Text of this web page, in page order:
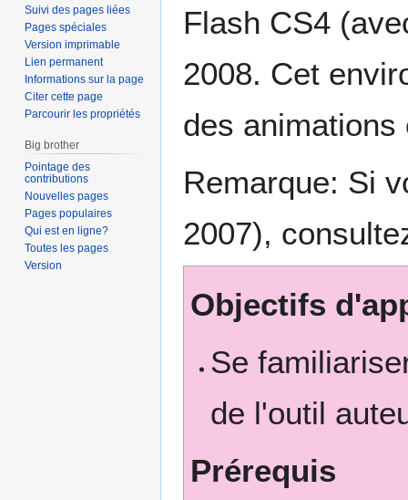
Flash CS4
2008. Cet
des
Remarque: Si
2007),
Objectifs
Se
de l'outil
Prérequis
Suivi des pages liées
Pages spéciales
Version imprimable
Lien permanent
Informations sur la page
Citer cette page
Parcourir les propriétés
Big brother
Pointage des
contributions
Nouvelles pages
Pages populaires
Qui est en ligne?
Toutes les pages
Version